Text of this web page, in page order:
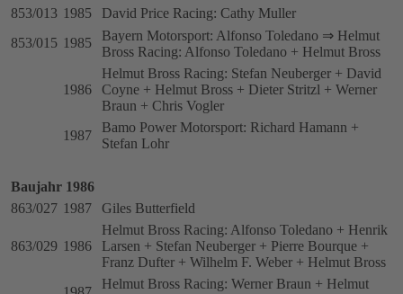
853/013 1985
David Price Racing: Cathy Muller
853/015 1985
Bayern Motorsport: Alfonso Toledano ⇒ Helmut
Bross Racing: Alfonso Toledano + Helmut Bross
1986
Helmut Bross Racing: Stefan Neuberger + David
Coyne + Helmut Bross + Dieter Stritzl + Werner
Braun + Chris Vogler
1987
Bamo Power Motorsport: Richard Hamann +
Stefan Lohr
Baujahr 1986
863/027 1987 Giles Butterfield
863/029 1986
Helmut Bross Racing: Alfonso Toledano + Henrik
Larsen + Stefan Neuberger + Pierre Bourque +
Franz Dufter + Wilhelm F. Weber + Helmut Bross
Helmut Bross Racing: Werner Braun + Helmut